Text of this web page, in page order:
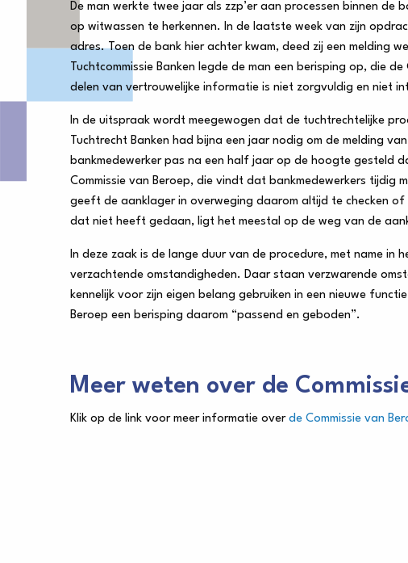
De man werkte twee jaar als zzp’er aan processen binnen de
op witwassen te herkennen. In de laatste week van zijn
adres. Toen de bank hier achter kwam, deed zij een melding
Tuchtcommissie Banken legde de man een berisping op, die
delen van vertrouwelijke informatie is niet zorgvuldig en niet
In de uitspraak wordt meegewogen dat de tuchtrechtelijke
Tuchtrecht Banken had bijna een jaar nodig om de melding
bankmedewerker pas na een half jaar op de hoogte gesteld
Commissie van Beroep, die vindt dat bankmedewerkers tijdig
geeft de aanklager in overweging daarom altijd te checken
dat niet heeft gedaan, ligt het meestal op de weg van de
In deze zaak is de lange duur van de procedure, met name in
verzachtende omstandigheden. Daar staan verzwarende
kennelijk voor zijn eigen belang gebruiken in een nieuwe
Beroep een berisping daarom “passend en geboden”.
Meer weten over de
Klik op de link voor meer informatie over de Commissie van